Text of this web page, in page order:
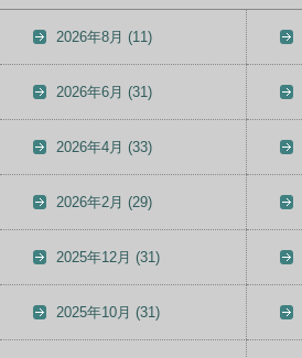
2026年8月 (11)
2026年6月 (31)
2026年4月 (33)
2026年2月 (29)
2025年12月 (31)
2025年10月 (31)